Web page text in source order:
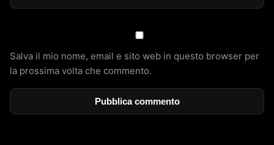
Salva il mio nome, email e sito web in questo browser per
la prossima volta che commento.